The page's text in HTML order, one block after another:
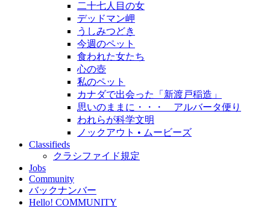
二十七人目の女
デッドマン岬
うしみつどき
今週のペット
食われた女たち
心の壺
私のペット
カナダで出会った「新渡戸稲造」
思いのままに・・・ アルバータ便り
われらが科学文明
ノックアウト • ムービーズ
Classifieds
クラシファイド規定
Jobs
Community
バックナンバー
Hello! COMMUNITY